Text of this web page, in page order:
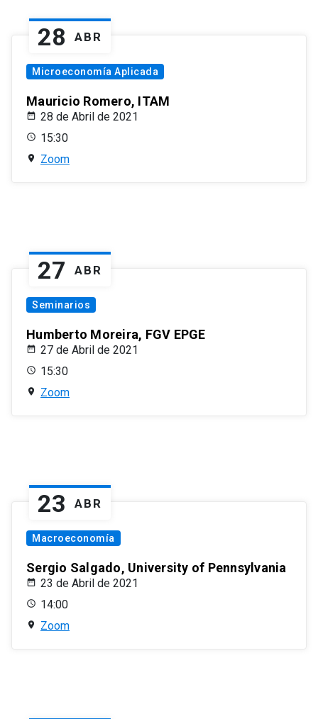
28 ABR
Microeconomía Aplicada
Mauricio Romero, ITAM
28 de Abril de 2021
15:30
Zoom
27 ABR
Seminarios
Humberto Moreira, FGV EPGE
27 de Abril de 2021
15:30
Zoom
23 ABR
Macroeconomía
Sergio Salgado, University of Pennsylvania
23 de Abril de 2021
14:00
Zoom